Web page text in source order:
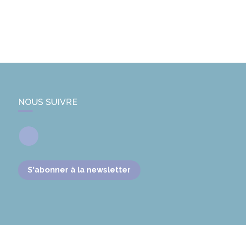
NOUS SUIVRE
Facebook
S'abonner à la newsletter